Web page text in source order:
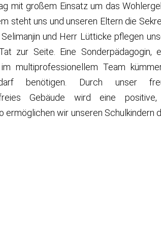
mit großem Einsatz um das
steht uns und unseren Eltern die
und Herr Lütticke pflegen
zur Seite. Eine Sonderpädagogin,
multiprofessionellem Team
benötigen. Durch unser
Gebäude wird eine
ermöglichen wir unseren Schulkindern